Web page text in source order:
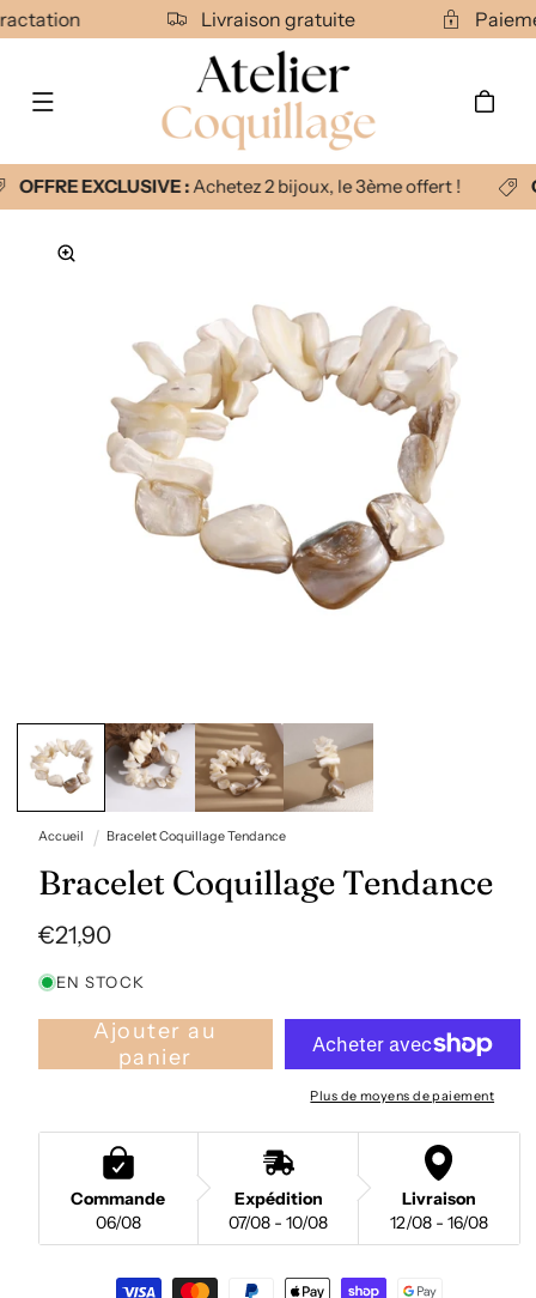
Ignorer et
passer au
contenu
Livraison gratuite
Panier
OFFRE EXCLUSIVE :Achetez 2 bijoux, le 3ème offert !
informations
produits
média
1
dans
modale
Accueil Bracelet Coquillage Tendance
Bracelet Coquillage Tendance
Prix
€21,90
EN STOCK
Ajouter au
panier
Plus de moyens de paiement
Commande
06/08
Expédition
07/08 - 10/08
Livraison
12/08 - 16/08